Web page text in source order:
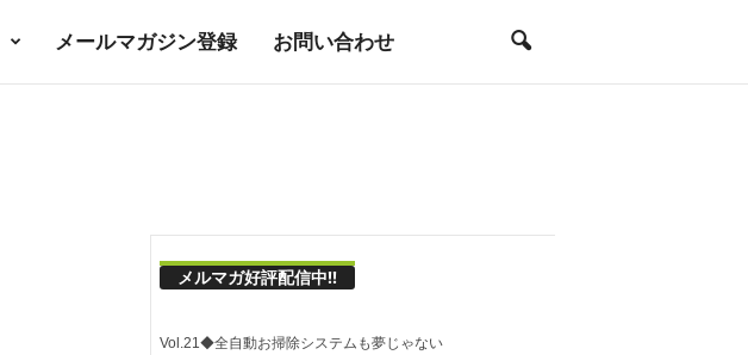
メールマガジン登録 お問い合わせ
メルマガ好評配信中!!
Vol.21◆全自動お掃除システムも夢じゃない